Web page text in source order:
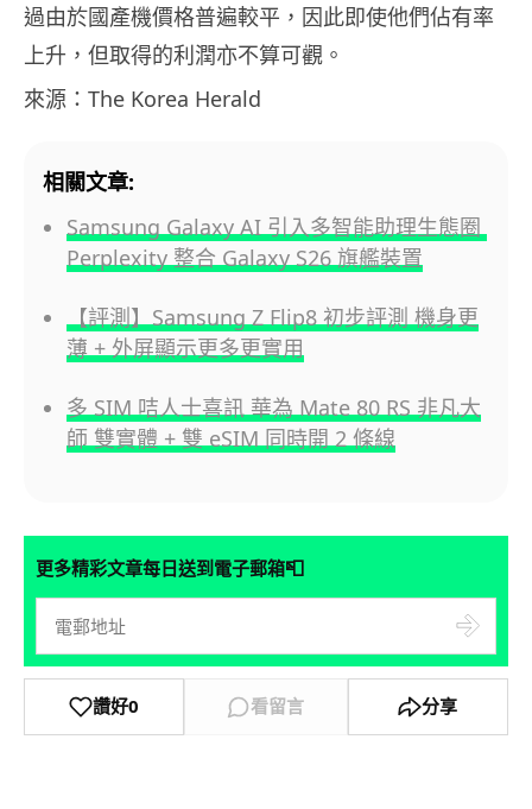
過由於國產機價格普遍較平，因此即使他們佔有率
上升，但取得的利潤亦不算可觀。
來源：The Korea Herald
相關文章:
Samsung Galaxy AI 引入多智能助理生態圈
Perplexity 整合 Galaxy S26 旗艦裝置
【評測】Samsung Z Flip8 初步評測 機身更
薄 + 外屏顯示更多更實用
多 SIM 咭人士喜訊 華為 Mate 80 RS 非凡大
師 雙實體 + 雙 eSIM 同時開 2 條線
更多精彩文章每日送到電子郵箱📮
讚好0 看留言 分享